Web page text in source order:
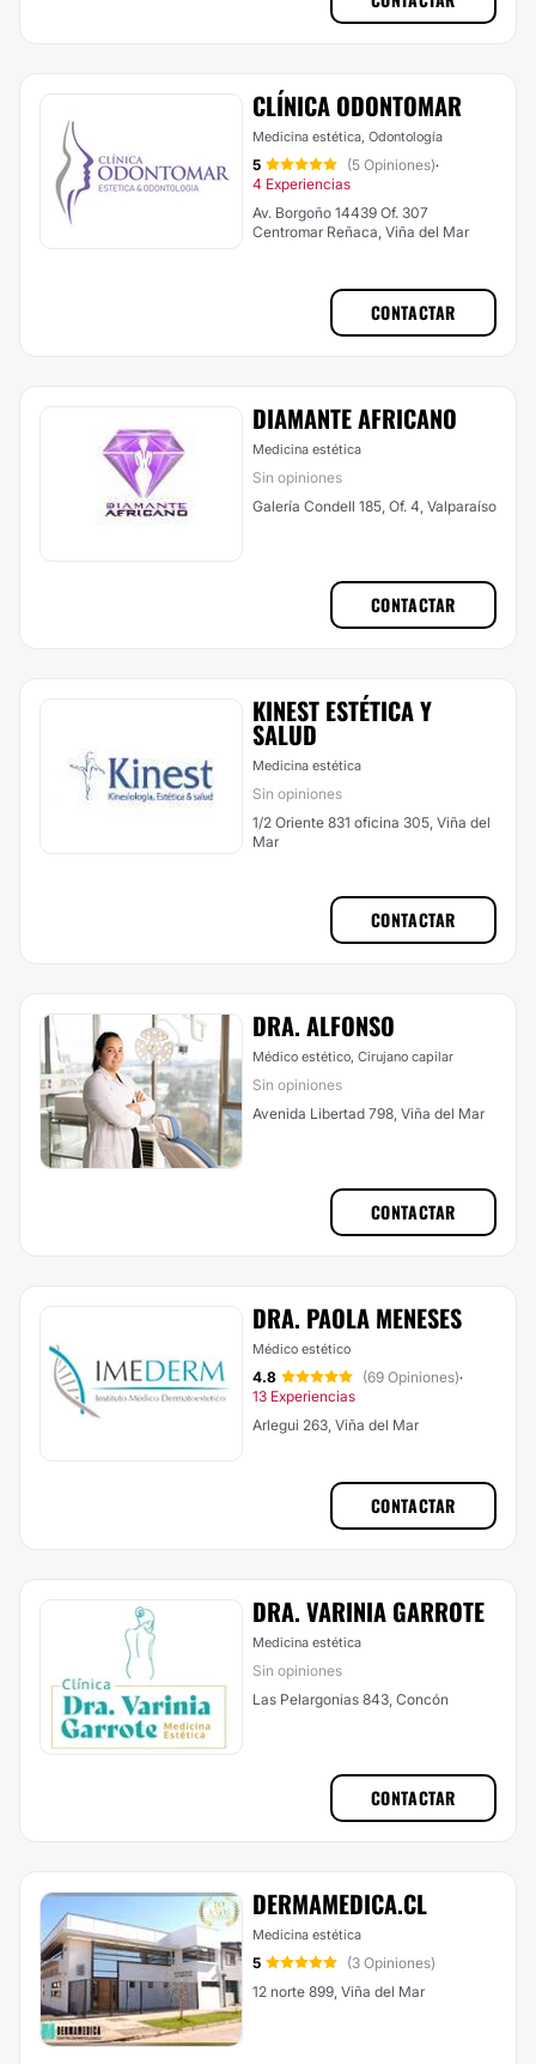
CLÍNICA ODONTOMAR
Medicina estética, Odontología
5 (5 Opiniones)·
4 Experiencias
Av. Borgoño 14439 Of. 307
Centromar Reñaca, Viña del Mar
CONTACTAR
DIAMANTE AFRICANO
Medicina estética
Sin opiniones
Galería Condell 185, Of. 4, Valparaíso
CONTACTAR
KINEST ESTÉTICA Y
SALUD
Medicina estética
Sin opiniones
1/2 Oriente 831 oficina 305, Viña del
Mar
CONTACTAR
DRA. ALFONSO
Médico estético, Cirujano capilar
Sin opiniones
Avenida Libertad 798, Viña del Mar
CONTACTAR
DRA. PAOLA MENESES
Médico estético
4.8 (69 Opiniones)·
13 Experiencias
Arlegui 263, Viña del Mar
CONTACTAR
DRA. VARINIA GARROTE
Medicina estética
Sin opiniones
Las Pelargonias 843, Concón
CONTACTAR
DERMAMEDICA.CL
Medicina estética
5
(3 Opiniones)
12 norte 899, Viña del Mar